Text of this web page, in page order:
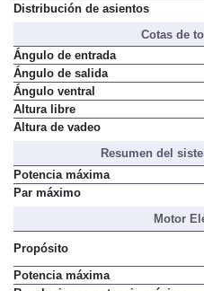
Distribución de asientos
Cotas de
Ángulo de entrada
Ángulo de salida
Ángulo ventral
Altura libre
Altura de vadeo
Resumen del
Potencia máxima
Par máximo
Motor
Propósito
Potencia máxima